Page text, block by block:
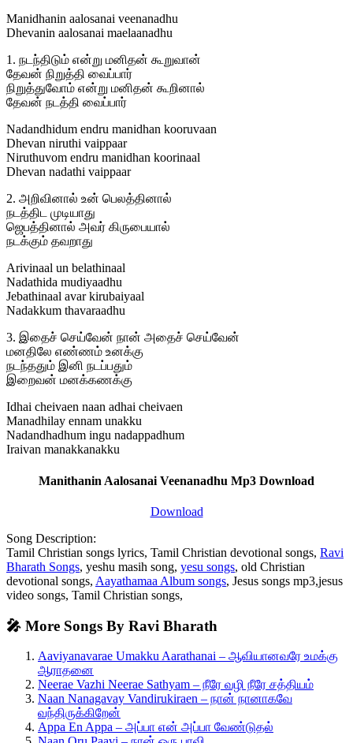
Manidhanin aalosanai veenanadhu
Dhevanin aalosanai maelaanadhu
1. நடந்திடும் என்று மனிதன் கூறுவான்
தேவன் நிறுத்தி வைப்பார்
நிறுத்துவோம் என்று மனிதன் கூறினால்
தேவன் நடத்தி வைப்பார்
Nadandhidum endru manidhan kooruvaan
Dhevan niruthi vaippaar
Niruthuvom endru manidhan koorinaal
Dhevan nadathi vaippaar
2. அறிவினால் உன் பெலத்தினால்
நடத்திட முடியாது
ஜெபத்தினால் அவர் கிருபையால்
நடக்கும் தவறாது
Arivinaal un belathinaal
Nadathida mudiyaadhu
Jebathinaal avar kirubaiyaal
Nadakkum thavaraadhu
3. இதைச் செய்வேன் நான் அதைச் செய்வேன்
மனதிலே எண்ணம் உனக்கு
நடந்ததும் இனி நடப்பதும்
இறைவன் மனக்கணக்கு
Idhai cheivaen naan adhai cheivaen
Manadhilay ennam unakku
Nadandhadhum ingu nadappadhum
Iraivan manakkanakku
Manithanin Aalosanai Veenanadhu Mp3 Download
Download
Song Description:
Tamil Christian songs lyrics, Tamil Christian devotional songs, Ravi
Bharath Songs, yeshu masih song, yesu songs, old Christian
devotional songs, Aayathamaa Album songs, Jesus songs mp3,jesus
video songs, Tamil Christian songs,
🎤 More Songs By Ravi Bharath
Aaviyanavarae Umakku Aarathanai – ஆவியானவரே உமக்கு
ஆராதனை
Neerae Vazhi Neerae Sathyam – நீரே வழி நீரே சத்தியம்
Naan Nanagavay Vandirukiraen – நான் நானாகவே
வந்திருக்கிறேன்
Appa En Appa – அப்பா என் அப்பா வேண்டுதல்